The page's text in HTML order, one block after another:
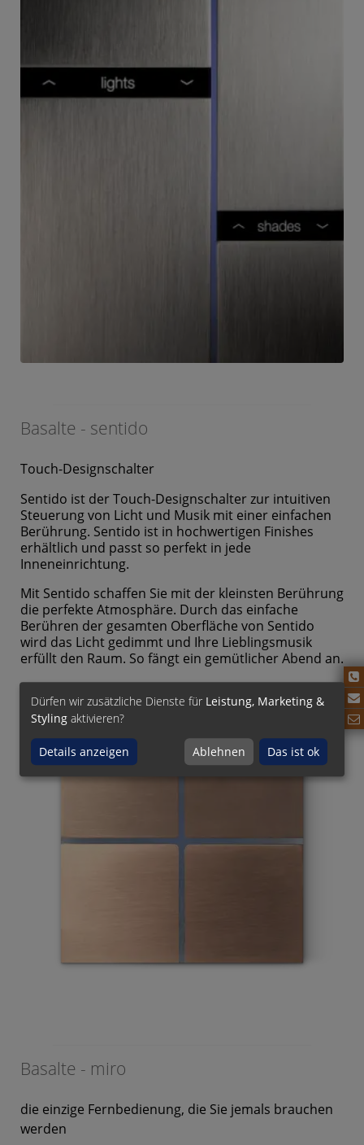
Basalte - sentido
Touch-Designschalter
Sentido ist der Touch-Designschalter zur intuitiven
Steuerung von Licht und Musik mit einer einfachen
Berührung. Sentido ist in hochwertigen Finishes
erhältlich und passt so perfekt in jede
Inneneinrichtung.
Mit Sentido schaffen Sie mit der kleinsten Berührung
die perfekte Atmosphäre. Durch das einfache
Berühren der gesamten Oberfläche von Sentido
wird das Licht gedimmt und Ihre Lieblingsmusik
erfüllt den Raum. So fängt ein gemütlicher Abend an.
Basalte - miro
die einzige Fernbedienung, die Sie jemals brauchen
werden
Dürfen wir zusätzliche Dienste für Leistung, Marketing &
Styling aktivieren?
Details anzeigen Ablehnen Das ist ok